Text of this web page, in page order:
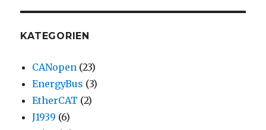
KATEGORIEN
CANopen (23)
EnergyBus (3)
EtherCAT (2)
J1939 (6)